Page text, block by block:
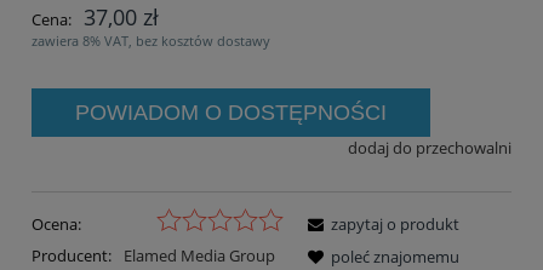
Cena: 37,00 zł
zawiera 8% VAT, bez kosztów dostawy
POWIADOM O DOSTĘPNOŚCI
dodaj do przechowalni
Ocena:
Producent:
Elamed Media Group
zapytaj o produkt
poleć znajomemu